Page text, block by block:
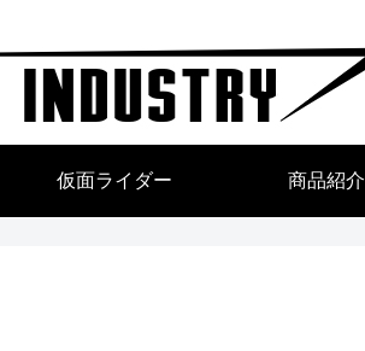
仮面ライダー 商品紹介